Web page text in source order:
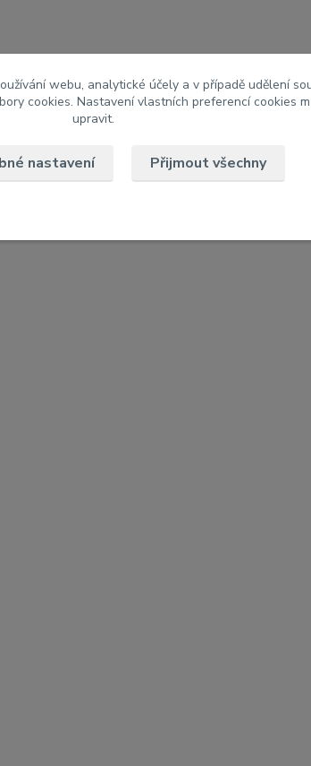
webu, analytické účely a v případě udělení
cookies. Nastavení vlastních preferencí cookies
upravit.
nastavení Přijmout všechny